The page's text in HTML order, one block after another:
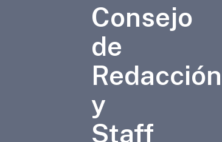
Consejo
de
Redacción
y
Staff